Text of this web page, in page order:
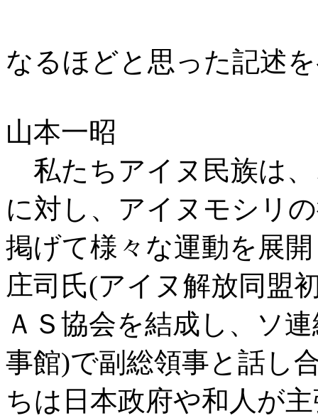
なるほどと思った記述
山本一昭
私たちアイヌ民族は
に対し、アイヌモシリ
掲げて様々な運動を展
庄司氏(アイヌ解放同盟
ＡＳ協会を結成し、ソ
事館)で副総領事と話し
ちは日本政府や和人が